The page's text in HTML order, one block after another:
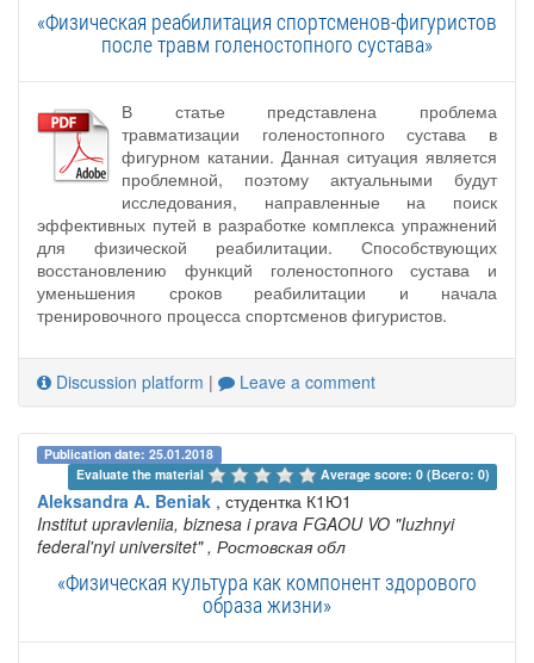
«Физическая реабилитация спортсменов-фигуристов
после травм голеностопного сустава»
В статье представлена проблема
травматизации голеностопного сустава в
фигурном катании. Данная ситуация является
проблемной, поэтому актуальными будут
исследования, направленные на поиск
эффективных путей в разработке комплекса упражнений
для физической реабилитации. Способствующих
восстановлению функций голеностопного сустава и
уменьшения сроков реабилитации и начала
тренировочного процесса спортсменов фигуристов.
Discussion platform | Leave a comment
Publication date: 25.01.2018
Evaluate the material
Average score: 0 (Всего: 0)
Aleksandra A. Beniak , студентка К1Ю1
Institut upravleniia, biznesa i prava FGAOU VO "Iuzhnyi
federal'nyi universitet" , Ростовская обл
«Физическая культура как компонент здорового
образа жизни»